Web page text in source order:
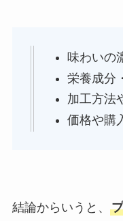
味わいの
栄養成分
加工方法
価格や購
結論からいうと、